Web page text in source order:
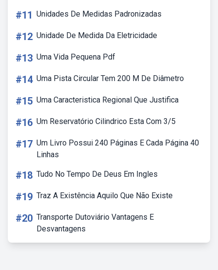
#11 Unidades De Medidas Padronizadas
#12 Unidade De Medida Da Eletricidade
#13 Uma Vida Pequena Pdf
#14 Uma Pista Circular Tem 200 M De Diâmetro
#15 Uma Caracteristica Regional Que Justifica
#16 Um Reservatório Cilindrico Esta Com 3/5
#17 Um Livro Possui 240 Páginas E Cada Página 40
Linhas
#18 Tudo No Tempo De Deus Em Ingles
#19 Traz A Existência Aquilo Que Não Existe
#20 Transporte Dutoviário Vantagens E
Desvantagens